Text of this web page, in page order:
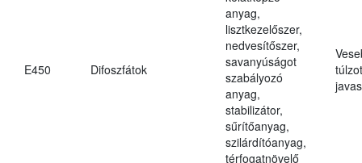
E450 Difoszfátok
anyag,
lisztkezelőszer,
nedvesítőszer,
savanyúságot
szabályozó
anyag,
stabilizátor,
sűrítőanyag,
szilárdítóanyag,
térfogatnövelő